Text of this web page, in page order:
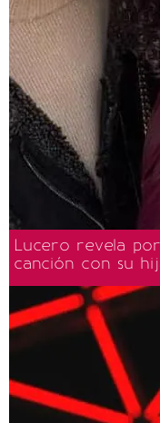
Lucero revela
canción con su